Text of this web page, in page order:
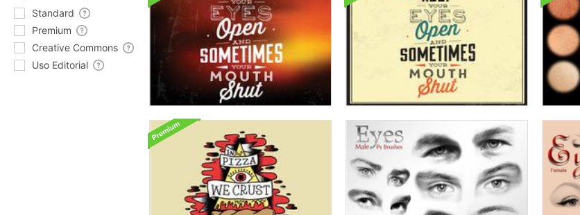
Standard
Premium
Creative Commons
Uso Editorial